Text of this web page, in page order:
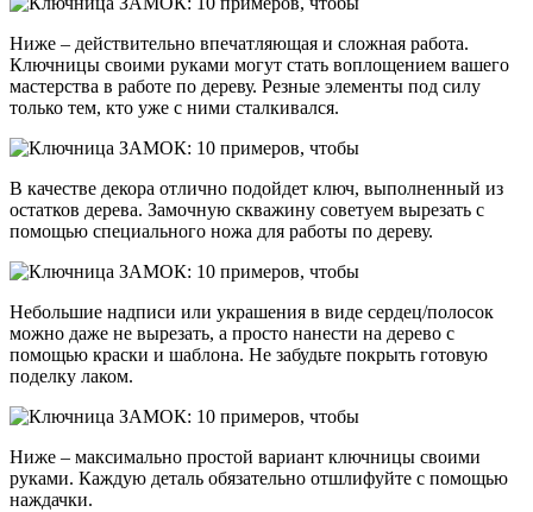
Ниже – действительно впечатляющая и сложная работа.
Ключницы своими руками могут стать воплощением вашего
мастерства в работе по дереву. Резные элементы под силу
только тем, кто уже с ними сталкивался.
В качестве декора отлично подойдет ключ, выполненный из
остатков дерева. Замочную скважину советуем вырезать с
помощью специального ножа для работы по дереву.
Небольшие надписи или украшения в виде сердец/полосок
можно даже не вырезать, а просто нанести на дерево с
помощью краски и шаблона. Не забудьте покрыть готовую
поделку лаком.
Ниже – максимально простой вариант ключницы своими
руками. Каждую деталь обязательно отшлифуйте с помощью
наждачки.